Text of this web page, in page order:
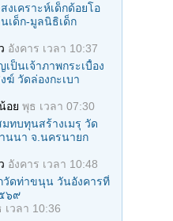
งเคราะห์เด็กด้อยโอ
เด็ก-มูลนิธิเด็ก
อังคาร เวลา 10:37
ป็นเจ้าภาพกระเบื้อง
ฆ์ วัดล่องกะเบา
อย พุธ เวลา 07:30
ทบทุนสร้างเมรุ วัด
นนา จ.นครนายก
อังคาร เวลา 10:48
วัดท่าขนุน วันอังคารที่
๖๙
เวลา 10:36